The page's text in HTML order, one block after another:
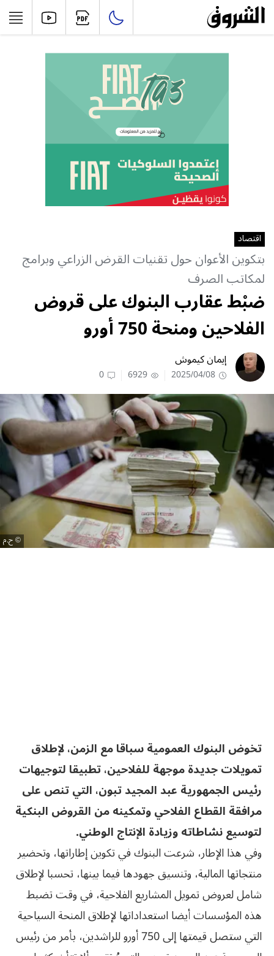
اقتصاد
بتكوين الأعوان حول تقنيات القرض الزراعي وبرامج
لمكاتب الصرف
ضبْط عقارب البنوك على قروض
الفلاحين ومنحة 750 أورو
إيمان كيموش
2025/04/08
6929
0
ح.م
تخوض البنوك العمومية سباقا مع الزمن، لإطلاق
تمويلات جديدة موجهة للفلاحين، تطبيقا لتوجيهات
رئيس الجمهورية عبد المجيد تبون، التي تنص على
مرافقة القطاع الفلاحي وتمكينه من القروض البنكية
لتوسيع نشاطاته وزيادة الإنتاج الوطني.
وفي هذا الإطار، شرعت البنوك في تكوين إطاراتها، وتحضير
منتجاتها المالية، وتنسيق جهودها فيما بينها، تحسبا لإطلاق
شامل لعروض تمويل المشاريع الفلاحية، في وقت تضبط
هذه المؤسسات أيضا استعداداتها لإطلاق المنحة السياحية
التي ستصل قيمتها إلى 750 أورو للراشدين، بأمر من رئيس